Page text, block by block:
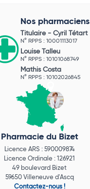
Nos pharmaciens
Titulaire - Cyril Tétart
N° RPPS : 10001113017
Louise Talleu
N° RPPS : 10101068749
Mathis Costa
N° RPPS : 10102026845
Pharmacie du Bizet
Licence ARS : 590009874
Licence Ordinale : 126921
49 boulevard Bizet
59650 Villeneuve d'Ascq
Contactez-nous !